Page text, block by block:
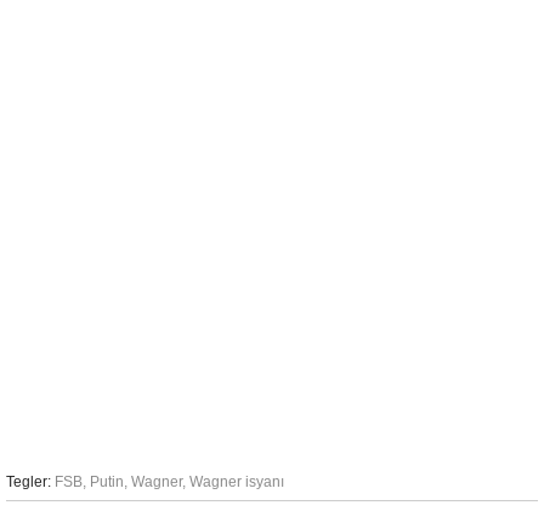
Tegler: FSB, Putin, Wagner, Wagner isyanı